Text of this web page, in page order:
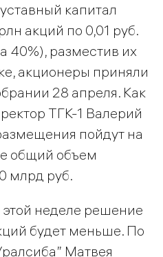
капитал
акций по 0,01 руб.
40%), разместив их
акционеры приняли
28 апреля. Как
ТГК-1 Валерий
пойдут на
общий объем
млрд руб.
неделе решение
будет меньше. По
Матвея